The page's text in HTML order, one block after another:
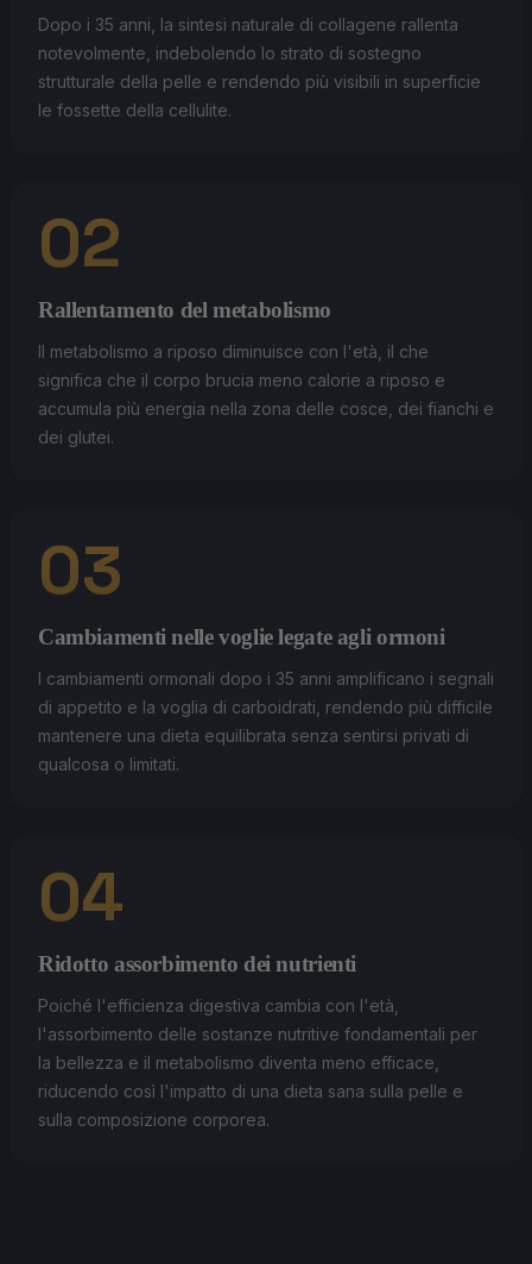
Dopo i 35 anni, la sintesi naturale di collagene rallenta
notevolmente, indebolendo lo strato di sostegno
strutturale della pelle e rendendo più visibili in superficie
le fossette della cellulite.
02
Rallentamento del metabolismo
Il metabolismo a riposo diminuisce con l'età, il che
significa che il corpo brucia meno calorie a riposo e
accumula più energia nella zona delle cosce, dei fianchi e
dei glutei.
03
Cambiamenti nelle voglie legate agli ormoni
I cambiamenti ormonali dopo i 35 anni amplificano i segnali
di appetito e la voglia di carboidrati, rendendo più difficile
mantenere una dieta equilibrata senza sentirsi privati di
qualcosa o limitati.
04
Ridotto assorbimento dei nutrienti
Poiché l'efficienza digestiva cambia con l'età,
l'assorbimento delle sostanze nutritive fondamentali per
la bellezza e il metabolismo diventa meno efficace,
riducendo così l'impatto di una dieta sana sulla pelle e
sulla composizione corporea.